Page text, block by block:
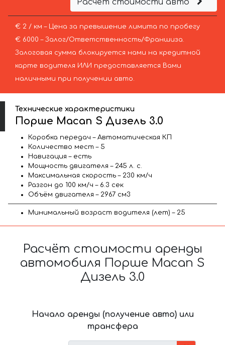
Расчёт стоимости авто
€ 2 / км – Цена за превышение лимита по пробегу
€ 6000 – Залог/Ответственность/Франшиза.
Залоговая сумма блокируется нами на кредитной
карте водителя ИЛИ предоставляется Вами
наличными при получении авто.
Технические характеристики
Порше Macan S Дизель 3.0
Коробка передач – Автоматическая КП
Количество мест – 5
Навигация – есть
Мощность двигателя – 245 л. с.
Максимальная скорость – 230 км/ч
Разгон до 100 км/ч – 6.3 сек
Объём двигателя – 2967 см3
Минимальный возраст водителя (лет) – 25
Расчёт стоимости аренды
автомобиля Порше Macan S
Дизель 3.0
Начало аренды (получение авто) или
трансфера